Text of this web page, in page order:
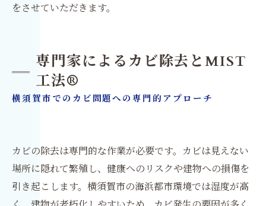
をさせていただきます。
専門家によるカビ除去とMIST
工法®
横須賀市でのカビ問題への専門的アプローチ
カビの除去は専門的な作業が必要です。カビは見えない
場所に隠れて繁殖し、健康へのリスクや建物への損傷を
引き起こします。横須賀市の海浜都市環境では湿度が高